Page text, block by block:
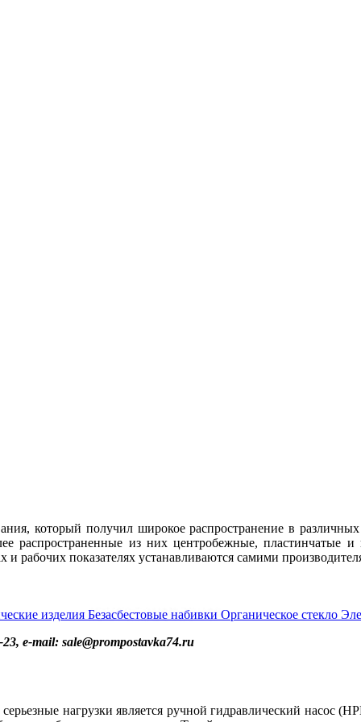
который получил широкое распространение в
распространенные из них центробежные,
рабочих показателях устанавливаются самими
изделия Безасбестовые набивки Органическое стекло
e-mail: sale@prompostavka74.ru
нагрузки является ручной гидравлический насос